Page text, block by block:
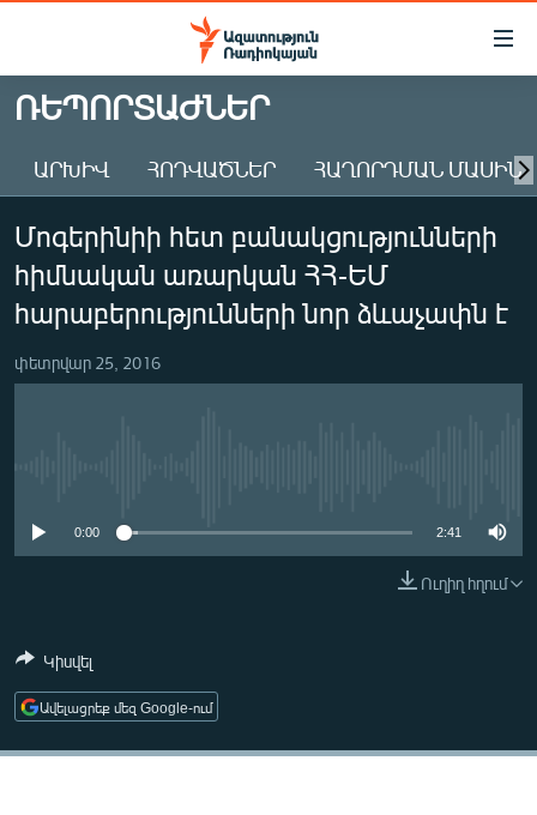
Մատչելիության
Անցնել
հիմնական
Անցնել
հիմնական
մենյուին
Որոնում
ԱԶԱՏՈՒԹՅՈՒՆ TV
ՀԱՅԱՍՏԱՆ
ԸՆՏՐՈՒԹՅՈՒՆՆԵՐ 2026
ԻՐԱՎՈՒՆՔ
ՏՆՏԵՍՈՒԹՅՈՒՆ
ՄԻՋԱԶԳԱՅԻՆ
ՄԵԿՆԱԲԱՆՈՒԹՅՈՒՆ
ՏՏ ԵՒ ԻՆՏԵՐՆԵՏ
ՌԵՊՈՐՏԱԺՆԵՐ
ԱՐԽԻՎ ՀՈԴՎԱԾՆԵՐ ՀԱՂՈՐԴՄԱՆ ՄԱՍԻՆ
Մոգերինիի հետ բանակցությունների
հիմնական առարկան ՀՀ-ԵՄ
հարաբերությունների նոր ձևաչափն է
փետրվար 25, 2016
0:00 2:41
Ուղիղ հղում
Կիսվել
Ավելացրեք մեզ Google-ում